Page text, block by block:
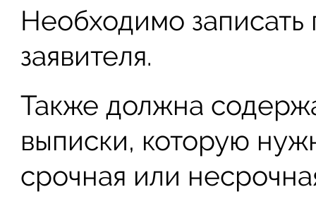
Необходимо
заявителя.
Также должна
выписки, которую
срочная или